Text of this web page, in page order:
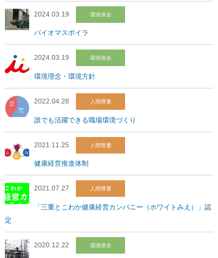
2024.03.19 環境保全
バイオマスボイラ
2024.03.19 環境保全
環境理念・環境方針
2022.04.28 人間尊重
誰でも活躍できる職場環境づくり
2021.11.25 人間尊重
健康経営推進体制
2021.07.27 人間尊重
「三重とこわか健康経営カンパニー（ホワイトみえ）」認
定
2020.12.22 環境保全